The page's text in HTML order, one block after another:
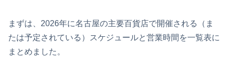
まずは、2026年に名古屋の主要百貨店で開催される（ま
たは予定されている）スケジュールと営業時間を一覧表に
まとめました。